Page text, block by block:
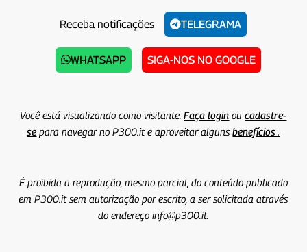
Receba notificações TELEGRAMA
WHATSAPP SIGA-NOS NO GOOGLE
Você está visualizando como visitante.Faça login oucadastre-
separa navegar no P300.it e aproveitar algunsbenefícios .
É proibida a reprodução, mesmo parcial, do conteúdo publicado
em P300.it sem autorização por escrito, a ser solicitada através
do endereço info@p300.it.